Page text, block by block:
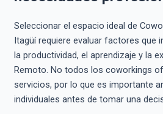
Seleccionar el espacio ideal de
Itagüí requiere evaluar factores que
la productividad, el aprendizaje y la
Remoto. No todos los coworkings
servicios, por lo que es importante
individuales antes de tomar una